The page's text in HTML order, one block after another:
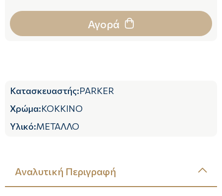
Αγορά
Κατασκευαστής:PARKER
Χρώμα:ΚΟΚΚΙΝΟ
Υλικό:ΜΕΤΑΛΛΟ
Αναλυτική Περιγραφή